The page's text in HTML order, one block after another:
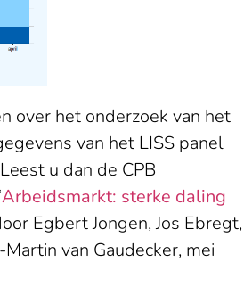
over het onderzoek van het
van het LISS panel
u dan de CPB
Arbeidsmarkt: sterke daling
Egbert Jongen, Jos Ebregt,
van Gaudecker, mei